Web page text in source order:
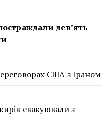
дев’ять
США з Іраном
евакуювали з